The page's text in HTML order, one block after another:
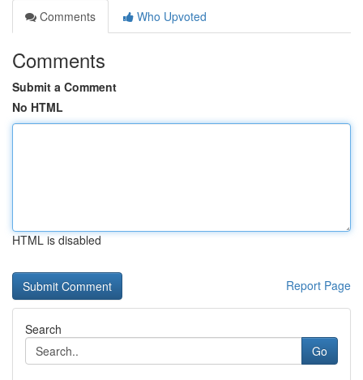
Comments
Who Upvoted
Comments
Submit a Comment
No HTML
HTML is disabled
Report Page
Search
Go